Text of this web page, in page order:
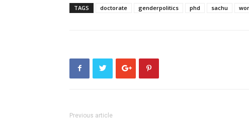
TAGS doctorate genderpolitics phd sachu
Previous article